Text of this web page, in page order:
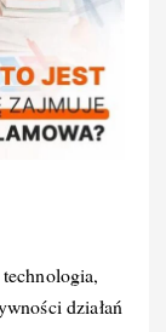
p
działań